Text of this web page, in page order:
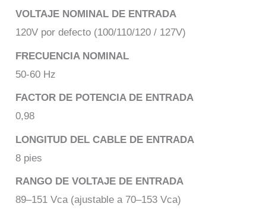
VOLTAJE NOMINAL DE ENTRADA
120V por defecto (100/110/120 / 127V)
FRECUENCIA NOMINAL
50-60 Hz
FACTOR DE POTENCIA DE ENTRADA
0,98
LONGITUD DEL CABLE DE ENTRADA
8 pies
RANGO DE VOLTAJE DE ENTRADA
89–151 Vca (ajustable a 70–153 Vca)